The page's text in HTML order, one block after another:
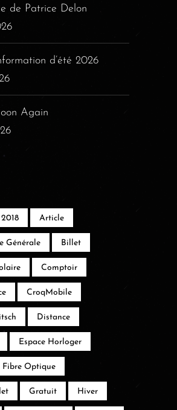
de Patrice Delon
d’été 2026
Again
2018 Article
Générale Billet
Comptoir
CroqMobile
Distance
Espace Horloger
Fibre Optique
Gratuit Hiver